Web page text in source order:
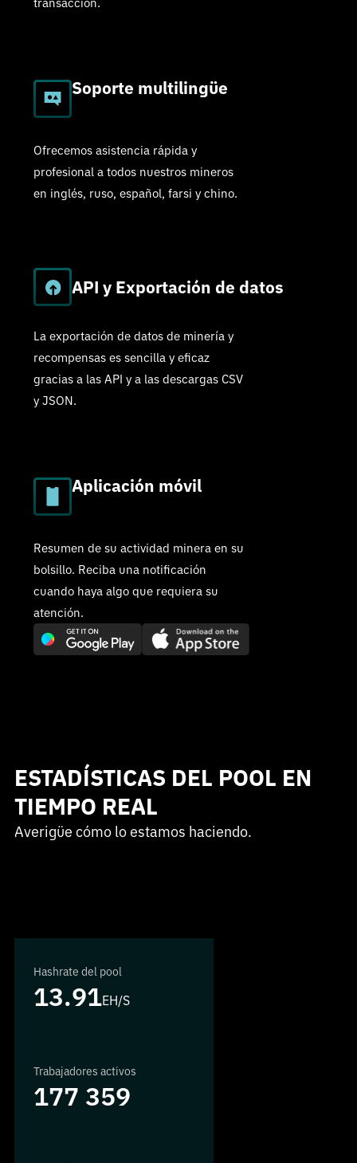
Soporte multilingüe
Ofrecemos asistencia rápida y
profesional a todos nuestros mineros
en inglés, ruso, español, farsi y chino.
API y Exportación de datos
La exportación de datos de minería y
recompensas es sencilla y eficaz
gracias a las API y a las descargas CSV
y JSON.
Aplicación móvil
Resumen de su actividad minera en su
bolsillo. Reciba una notificación
cuando haya algo que requiera su
atención.
ESTADÍSTICAS DEL POOL EN
TIEMPO REAL
Averigüe cómo lo estamos haciendo.
Hashrate del pool
13.91EH/S
Trabajadores activos
177 359